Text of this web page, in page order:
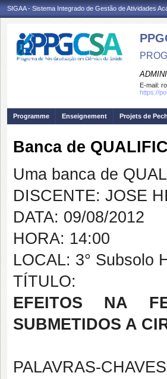
SIGAA - Sistema Integrado de Gestão de Atividades
E-mail:
https://
Programme Enseignement Projets de
Banca de
Uma banca de
DISCENTE: JOSE
DATA: 09/08/2012
HORA: 14:00
LOCAL: 3° Subsolo
TÍTULO:
EFEITOS NA
SUBMETIDOS A
PALAVRAS-